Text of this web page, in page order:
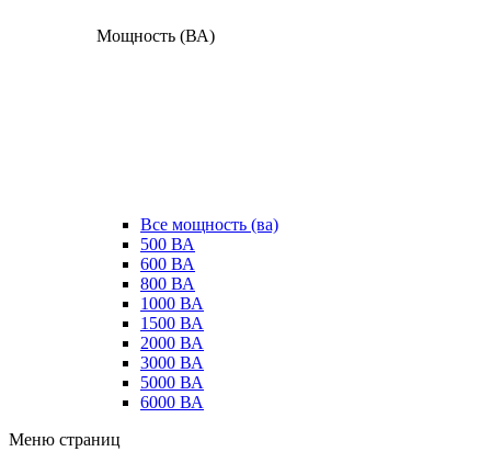
Мощность (ВА)
Все мощность (ва)
500 ВА
600 ВА
800 ВА
1000 ВА
1500 ВА
2000 ВА
3000 ВА
5000 ВА
6000 ВА
Меню страниц